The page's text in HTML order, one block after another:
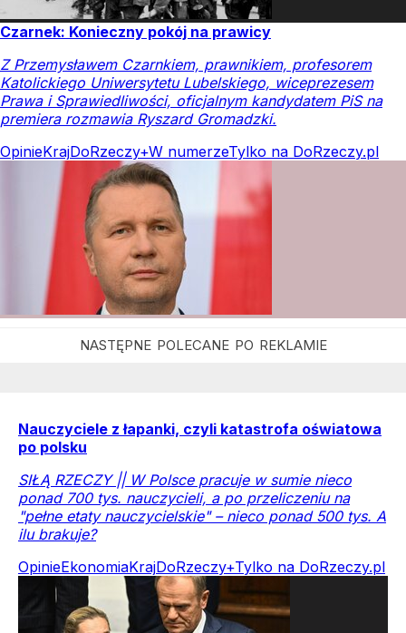
Czarnek: Konieczny pokój na prawicy
Z Przemysławem Czarnkiem, prawnikiem, profesorem
Katolickiego Uniwersytetu Lubelskiego, wiceprezesem
Prawa i Sprawiedliwości, oficjalnym kandydatem PiS na
premiera rozmawia Ryszard Gromadzki.
OpinieKrajDoRzeczy+W numerzeTylko na DoRzeczy.pl
Nauczyciele z łapanki, czyli katastrofa oświatowa
po polsku
SIŁĄ RZECZY || W Polsce pracuje w sumie nieco
ponad 700 tys. nauczycieli, a po przeliczeniu na
"pełne etaty nauczycielskie" – nieco ponad 500 tys. A
ilu brakuje?
OpinieEkonomiaKrajDoRzeczy+Tylko na DoRzeczy.pl